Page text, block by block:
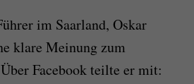
im Saarland, Oskar
klare Meinung zum
Facebook teilte er mit: